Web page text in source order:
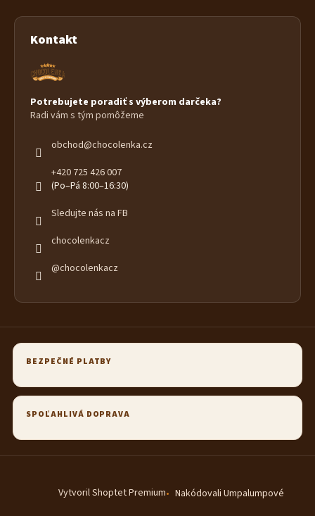
Kontakt
Potrebujete poradiť s výberom darčeka?
Radi vám s tým pomôžeme
obchod@chocolenka.cz
+420 725 426 007
(Po–Pá 8:00–16:30)
Sledujte nás na FB
chocolenkacz
@chocolenkacz
BEZPEČNÉ PLATBY
SPOĽAHLIVÁ DOPRAVA
Vytvoril Shoptet Premium Nakódovali Umpalumpové